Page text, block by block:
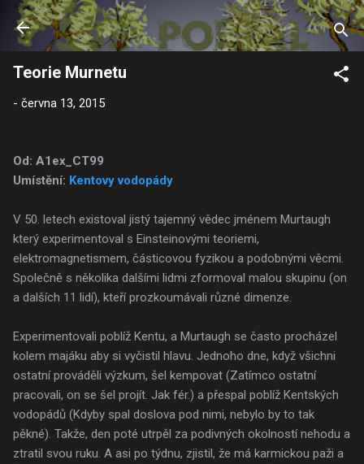
Přeskočit na hlavní obsah
Teorie Murnetu
- června 13, 2015
Od: A1ex_CT99
Umístění: Kentovy vodopády
V 50. letech existoval jistý tajemný vědec jménem Murtaugh
který experimentoval s Einsteinovými teoriemi,
elektromagnetismem, částicovou fyzikou a podobnými věcmi.
Společně s několika dalšími lidmi zformoval malou skupinu (on
a dalších 11 lidí), kteří prozkoumávali různé dimenze.
Experimentovali poblíž Kentu, a Murtaugh se často procházel
kolem majáku aby si vyčistil hlavu. Jednoho dne, když všichni
ostatní prováděli výzkum, šel kempovat (Zatímco ostatní
pracovali, on se šel projít. Jak fér.) a přespal poblíž Kentských
vodopádů (Kdyby spal doslova pod nimi, nebylo by to tak
pěkné). Takže, den poté utrpěl za podivných okolností nehodu a
ztratil svou ruku. A asi po týdnu, zjistil, že má karmickou paži a